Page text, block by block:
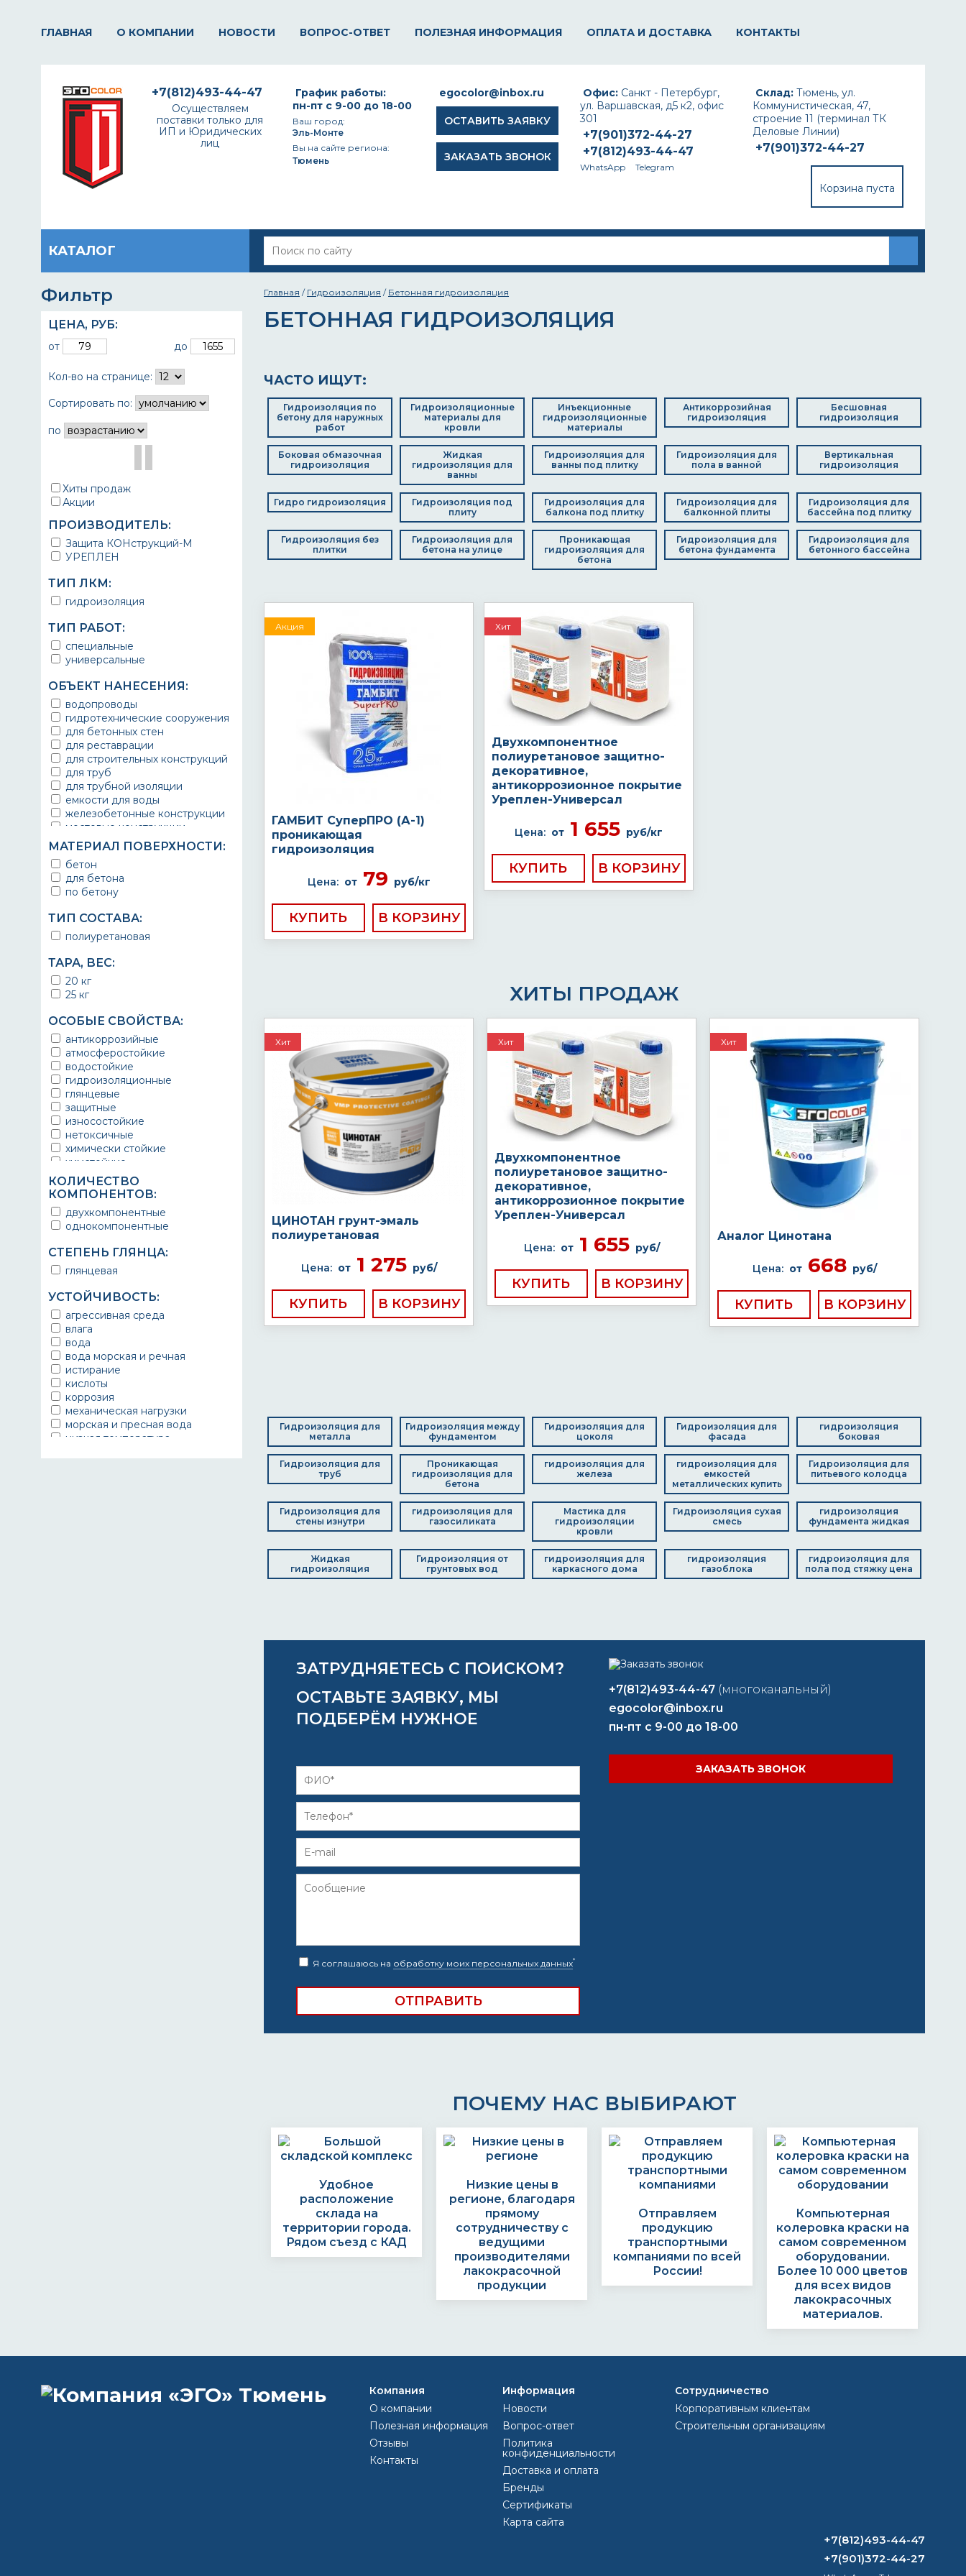
ГЛАВНАЯ О КОМПАНИИ НОВОСТИ ВОПРОС-ОТВЕТ ПОЛЕЗНАЯ ИНФОРМАЦИЯ ОПЛАТА И ДОСТАВКА КОНТАКТЫ
Склад: Тюмень, ул.
Коммунистическая, 47,
строение 11 (терминал ТК
Деловые Линии)
+7(901)372-44-27
Корзина пуста
Офис: Санкт - Петербург,
ул. Варшавская, д5 к2, офис
301
+7(901)372-44-27
+7(812)493-44-47
WhatsApp Telegram
egocolor@inbox.ru
ОСТАВИТЬ ЗАЯВКУ
ЗАКАЗАТЬ ЗВОНОК
График работы:
пн-пт с 9-00 до 18-00
Ваш город:
Эль-Монте
Вы на сайте региона:
Тюмень
+7(812)493-44-47
Осуществляем
поставки только для
ИП и Юридических
лиц
КАТАЛОГ
Фильтр
ЦЕНА, РУБ:
от до
Кол-во на странице:
Сортировать по:
по
Хиты продаж
Акции
ПРОИЗВОДИТЕЛЬ:
Защита КОНструкций-М
УРЕПЛЕН
ТИП ЛКМ:
гидроизоляция
ТИП РАБОТ:
специальные
универсальные
ОБЪЕКТ НАНЕСЕНИЯ:
водопроводы
гидротехнические сооружения
для бетонных стен
для реставрации
для строительных конструкций
для труб
для трубной изоляции
емкости для воды
железобетонные конструкции
мостовые конструкции
путепроводы
резервуары
трубопроводы для холодной
воды
под питьевую воду
МАТЕРИАЛ ПОВЕРХНОСТИ:
бетон
для бетона
по бетону
ТИП СОСТАВА:
полиуретановая
ТАРА, ВЕС:
20 кг
25 кг
ОСОБЫЕ СВОЙСТВА:
антикоррозийные
атмосферостойкие
водостойкие
гидроизоляционные
глянцевые
защитные
износостойкие
нетоксичные
химически стойкие
химстойкие
экологичные
КОЛИЧЕСТВО
КОМПОНЕНТОВ:
двухкомпонентные
однокомпонентные
СТЕПЕНЬ ГЛЯНЦА:
глянцевая
УСТОЙЧИВОСТЬ:
агрессивная среда
влага
вода
вода морская и речная
истирание
кислоты
коррозия
механическая нагрузки
морская и пресная вода
низкая температура
Главная / Гидроизоляция / Бетонная гидроизоляция
БЕТОННАЯ ГИДРОИЗОЛЯЦИЯ
ЧАСТО ИЩУТ:
Гидроизоляция по
бетону для наружных
работ
Гидроизоляционные
материалы для
кровли
Инъекционные
гидроизоляционные
материалы
Антикоррозийная
гидроизоляция
Бесшовная
гидроизоляция
Боковая обмазочная
гидроизоляция
Жидкая
гидроизоляция для
ванны
Гидроизоляция для
ванны под плитку
Гидроизоляция для
пола в ванной
Вертикальная
гидроизоляция
Гидро гидроизоляция
Гидроизоляция под
плиту
Гидроизоляция для
балкона под плитку
Гидроизоляция для
балконной плиты
Гидроизоляция для
бассейна под плитку
Гидроизоляция без
плитки
Гидроизоляция для
бетона на улице
Проникающая
гидроизоляция для
бетона
Гидроизоляция для
бетона фундамента
Гидроизоляция для
бетонного бассейна
Акция
ГАМБИТ СуперПРО (А-1)
проникающая
гидроизоляция
Цена: от79 руб/кг
КУПИТЬ
Хит
Двухкомпонентное
полиуретановое защитно-
декоративное,
антикоррозионное покрытие
Уреплен-Универсал
Цена: от 1 655 руб/кг
КУПИТЬ
ХИТЫ ПРОДАЖ
Хит
ЦИНОТАН грунт-эмаль
полиуретановая
Цена: от1 275 руб/
КУПИТЬ
Хит
Двухкомпонентное
полиуретановое защитно-
декоративное,
антикоррозионное покрытие
Уреплен-Универсал
Цена: от1 655 руб/
КУПИТЬ
Хит
Аналог Цинотана
Цена: от668 руб/
КУПИТЬ
Гидроизоляция для
металла
Гидроизоляция между
фундаментом
Гидроизоляция для
цоколя
Гидроизоляция для
фасада
гидроизоляция
боковая
Гидроизоляция для
труб
Проникающая
гидроизоляция для
бетона
гидроизоляция для
железа
гидроизоляция для
емкостей
металлических купить
Гидроизоляция для
питьевого колодца
Гидроизоляция для
стены изнутри
гидроизоляция для
газосиликата
Мастика для
гидроизоляции
кровли
Гидроизоляция сухая
смесь
гидроизоляция
фундамента жидкая
Жидкая
гидроизоляция
Гидроизоляция от
грунтовых вод
гидроизоляция для
каркасного дома
гидроизоляция
газоблока
гидроизоляция для
пола под стяжку цена
ЗАТРУДНЯЕТЕСЬ С ПОИСКОМ?
ОСТАВЬТЕ ЗАЯВКУ, МЫ
ПОДБЕРЁМ НУЖНОЕ
Я соглашаюсь на обработку моих персональных данных*
+7(812)493-44-47 (многоканальный)
egocolor@inbox.ru
пн-пт с 9-00 до 18-00
ЗАКАЗАТЬ ЗВОНОК
ПОЧЕМУ НАС ВЫБИРАЮТ
Удобное
расположение
склада на
территории города.
Рядом съезд с КАД
Низкие цены в
регионе, благодаря
прямому
сотрудничеству с
ведущими
производителями
лакокрасочной
продукции
Отправляем
продукцию
транспортными
компаниями по всей
России!
Компьютерная
колеровка краски на
самом современном
оборудовании.
Более 10 000 цветов
для всех видов
лакокрасочных
материалов.
КАК ОФОРМИТЬ ЗАКАЗ?
Наши менеджеры
свяжутся с Вами и
обоговорят детали
заказа
Компания
О компании
Полезная информация
Отзывы
Контакты
Информация
Новости
Вопрос-ответ
Политика
конфиденциальности
Доставка и оплата
Бренды
Сертификаты
Карта сайта
Сотрудничество
Корпоративным клиентам
Строительным организациям
+7(812)493-44-47
+7(901)372-44-27